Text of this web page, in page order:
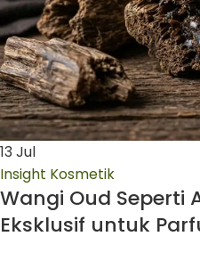
13 Jul
Insight Kosmetik
Wangi Oud Seperti
Eksklusif untuk